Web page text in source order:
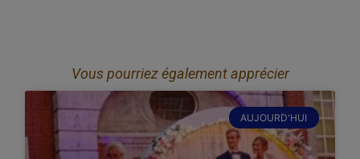
Vous pourriez également apprécier
AUJOURD'HUI